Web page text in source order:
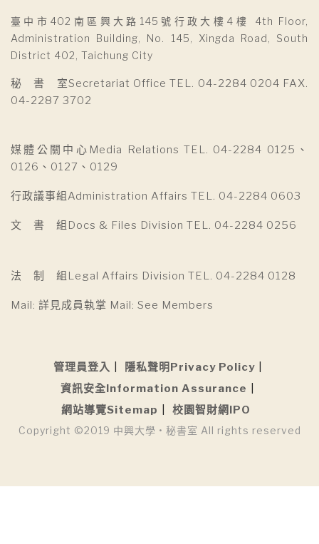
臺中市402南區興大路145號行政大樓4樓 4th Floor,
Administration Building, No. 145, Xingda Road, South
District 402, Taichung City
秘 書 室Secretariat Office TEL. 04-2284 0204 FAX.
04-2287 3702
媒體公關中心Media Relations TEL. 04-2284 0125、
0126、0127、0129
行政議事組Administration Affairs TEL. 04-2284 0603
文 書 組Docs & Files Division TEL. 04-2284 0256
法 制 組Legal Affairs Division TEL. 04-2284 0128
Mail: 詳見成員執掌 Mail: See Members
管理員登入
隱私聲明Privacy Policy
資訊安全Information Assurance
網站導覽Sitemap
校園智財網IPO
Copyright ©2019 中興大學 • 秘書室 All rights reserved